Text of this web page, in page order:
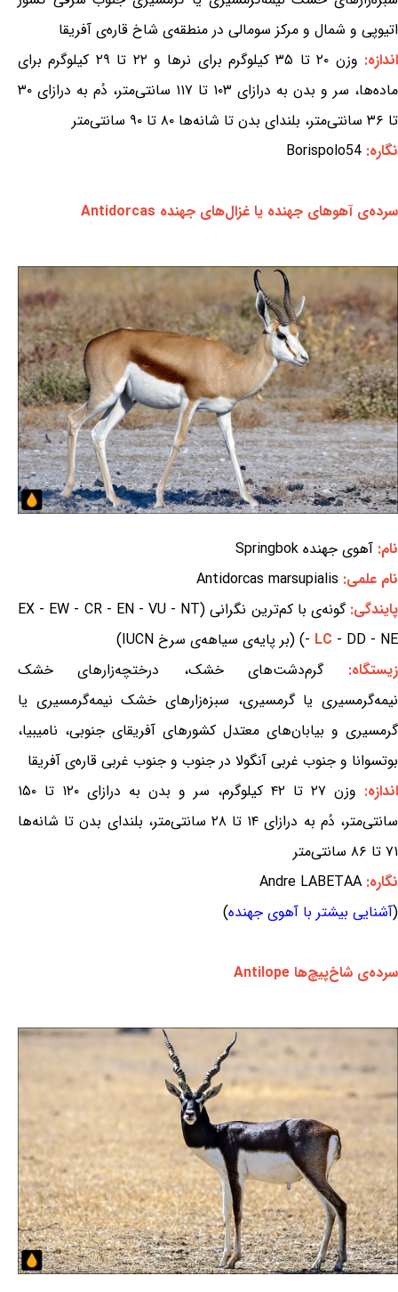
اتیوپی و شمال و مرکز سومالی در منطقه‌ی شاخ قاره‌ی آفریقا
اندازه:
وزن ۲۰ تا ۳۵ کیلوگرم برای نرها و ۲۲ تا ۲۹ کیلوگرم برای
ماده‌ها، سر و بدن به درازای ۱۰۳ تا ۱۱۷ سانتی‌متر، دُم به درازای ۳۰
تا ۳۶ سانتی‌متر، بلندای بدن تا شانه‌ها ۸۰ تا ۹۰ سانتی‌متر
نگاره: Borispolo54
سرده‌ی آهوهای جهنده یا غزال‌های جهنده Antidorcas
نام: آهوی جهنده Springbok
نام علمی: Antidorcas marsupialis
پایندگی:
گونه‌ی با کم‌ترین نگرانی (EX - EW - CR - EN - VU - NT
- LC - DD - NE) (بر پایه‌ی سیاهه‌ی سرخ IUCN)
زیستگاه:گرم‌دشت‌های خشک، درختچه‌زارهای خشک
نیمه‌گرمسیری یا گرمسیری، سبزه‌زارهای خشک نیمه‌گرمسیری یا
گرمسیری و بیابان‌های معتدل کشورهای آفریقای جنوبی، نامیبیا،
بوتسوانا و جنوب غربی آنگولا در جنوب و جنوب غربی قاره‌ی آفریقا
اندازه:
وزن ۲۷ تا ۴۲ کیلوگرم، سر و بدن به درازای ۱۲۰ تا ۱۵۰
سانتی‌متر، دُم به درازای ۱۴ تا ۲۸ سانتی‌متر، بلندای بدن تا شانه‌ها
۷۱ تا ۸۶ سانتی‌متر
نگاره: Andre LABETAA
(آشنایی بیشتر با آهوی جهنده)
سرده‌ی شاخ‌پیچ‌ها Antilope